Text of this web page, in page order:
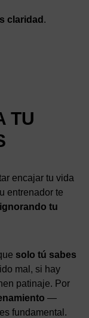
claridad .
TU
encajar tu vida
entrenador te
tu
solo tú sabes
mal, si hay
patinaje. Por
—
fundamental.